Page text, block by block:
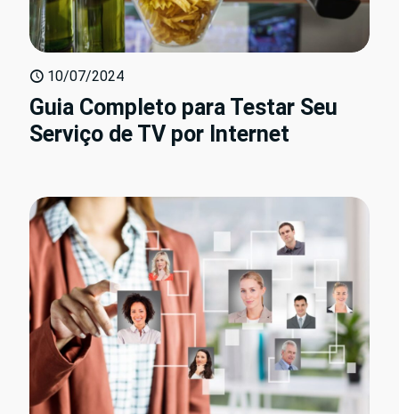
10/07/2024
Guia Completo para Testar Seu
Serviço de TV por Internet